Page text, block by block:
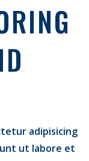
adipisicing
ut labore et